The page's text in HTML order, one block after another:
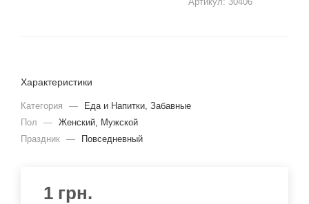
Характеристики
Категория —
Еда и Напитки, Забавные
Пол
— Женский, Мужской
Праздник — Повседневный
1 грн.